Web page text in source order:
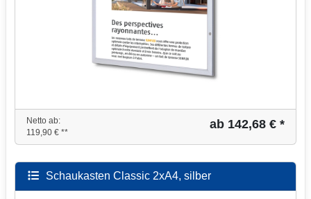
Netto ab:
119,90 € **
ab 142,68 € *
Schaukasten Classic 2xA4, silber